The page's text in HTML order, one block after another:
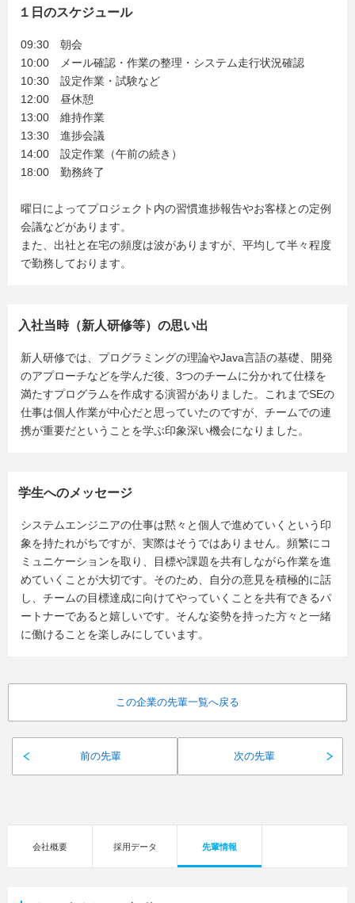
１日のスケジュール
09:30 朝会
10:00 メール確認・作業の整理・システム走行状況確認
10:30 設定作業・試験など
12:00 昼休憩
13:00 維持作業
13:30 進捗会議
14:00 設定作業（午前の続き）
18:00 勤務終了
曜日によってプロジェクト内の習慣進捗報告やお客様との定例
会議などがあります。
また、出社と在宅の頻度は波がありますが、平均して半々程度
で勤務しております。
入社当時（新人研修等）の思い出
新人研修では、プログラミングの理論やJava言語の基礎、開発
のアプローチなどを学んだ後、3つのチームに分かれて仕様を
満たすプログラムを作成する演習がありました。これまでSEの
仕事は個人作業が中心だと思っていたのですが、チームでの連
携が重要だということを学ぶ印象深い機会になりました。
学生へのメッセージ
システムエンジニアの仕事は黙々と個人で進めていくという印
象を持たれがちですが、実際はそうではありません。頻繁にコ
ミュニケーションを取り、目標や課題を共有しながら作業を進
めていくことが大切です。そのため、自分の意見を積極的に話
し、チームの目標達成に向けてやっていくことを共有できるパ
ートナーであると嬉しいです。そんな姿勢を持った方々と一緒
に働けることを楽しみにしています。
前の先輩
この企業の先輩一覧へ戻る
次の先輩
会社概要 採用データ 先輩情報